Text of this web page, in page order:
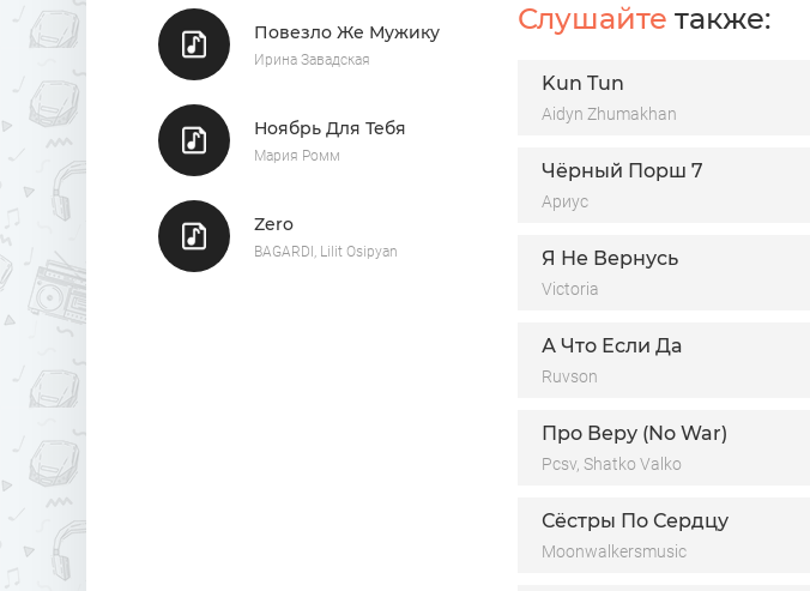
Повезло Же Мужику
Ирина Завадская
Ноябрь Для Тебя
Мария Ромм
Zero
BAGARDI, Lilit Osipyan
Я верить в это чудо буду
Слушайте также:
Kun Tun
Aidyn Zhumakhan
Чёрный Порш 7
Ариус
Я Не Вернусь
Victoria
А Что Если Да
Ruvson
Про Веру (No War)
Pcsv, Shatko Valko
Сёстры По Сердцу
Moonwalkersmusic